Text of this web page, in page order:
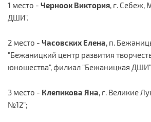
1 место - Черноок Виктория, г. Себеж,
ДШИ".
2 место - Часовских Елена, п.
"Бежаницкий центр развития
юношества", филиал "Бежаницкая
3 место - Клепикова Яна, г. Великие
№12";